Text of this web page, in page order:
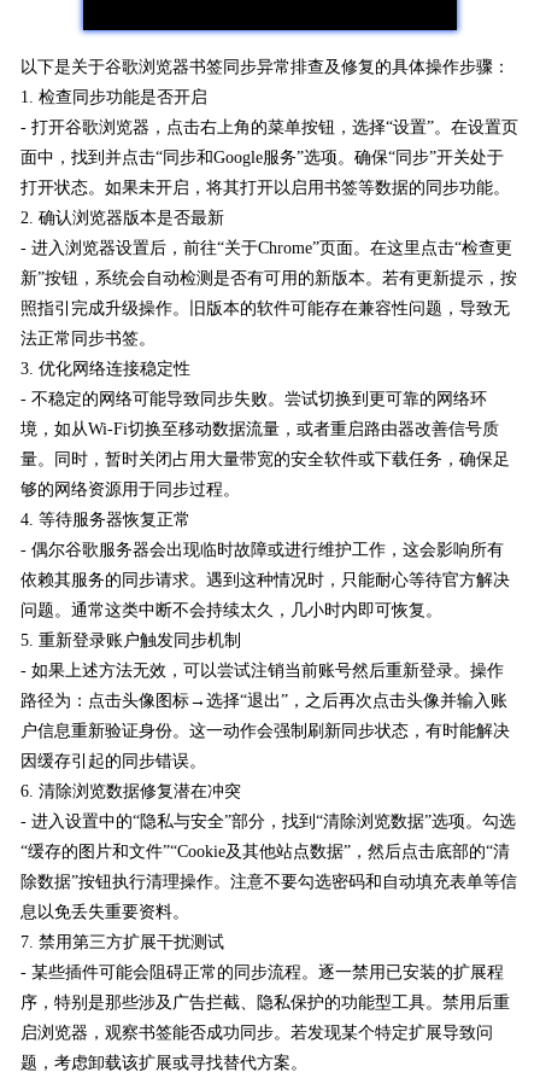
以下是关于谷歌浏览器书签同步异常排查及修复的具体操作步骤：
1. 检查同步功能是否开启
- 打开谷歌浏览器，点击右上角的菜单按钮，选择“设置”。在设置页
面中，找到并点击“同步和Google服务”选项。确保“同步”开关处于
打开状态。如果未开启，将其打开以启用书签等数据的同步功能。
2. 确认浏览器版本是否最新
- 进入浏览器设置后，前往“关于Chrome”页面。在这里点击“检查更
新”按钮，系统会自动检测是否有可用的新版本。若有更新提示，按
照指引完成升级操作。旧版本的软件可能存在兼容性问题，导致无
法正常同步书签。
3. 优化网络连接稳定性
- 不稳定的网络可能导致同步失败。尝试切换到更可靠的网络环
境，如从Wi-Fi切换至移动数据流量，或者重启路由器改善信号质
量。同时，暂时关闭占用大量带宽的安全软件或下载任务，确保足
够的网络资源用于同步过程。
4. 等待服务器恢复正常
- 偶尔谷歌服务器会出现临时故障或进行维护工作，这会影响所有
依赖其服务的同步请求。遇到这种情况时，只能耐心等待官方解决
问题。通常这类中断不会持续太久，几小时内即可恢复。
5. 重新登录账户触发同步机制
- 如果上述方法无效，可以尝试注销当前账号然后重新登录。操作
路径为：点击头像图标→选择“退出”，之后再次点击头像并输入账
户信息重新验证身份。这一动作会强制刷新同步状态，有时能解决
因缓存引起的同步错误。
6. 清除浏览数据修复潜在冲突
- 进入设置中的“隐私与安全”部分，找到“清除浏览数据”选项。勾选
“缓存的图片和文件”“Cookie及其他站点数据”，然后点击底部的“清
除数据”按钮执行清理操作。注意不要勾选密码和自动填充表单等信
息以免丢失重要资料。
7. 禁用第三方扩展干扰测试
- 某些插件可能会阻碍正常的同步流程。逐一禁用已安装的扩展程
序，特别是那些涉及广告拦截、隐私保护的功能型工具。禁用后重
启浏览器，观察书签能否成功同步。若发现某个特定扩展导致问
题，考虑卸载该扩展或寻找替代方案。